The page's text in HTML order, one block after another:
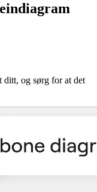
ditt, og sørg for at det